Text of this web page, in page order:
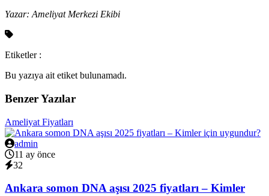
Yazar: Ameliyat Merkezi Ekibi
Etiketler :
Bu yazıya ait etiket bulunamadı.
Benzer Yazılar
Ameliyat Fiyatları
admin
11 ay önce
32
Ankara somon DNA aşısı 2025 fiyatları – Kimler